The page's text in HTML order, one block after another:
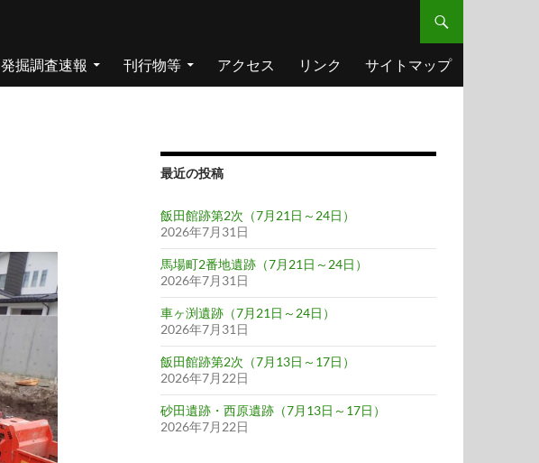
発掘調査速報 刊行物等 アクセス リンク サイトマップ
最近の投稿
飯田館跡第2次（7月21日～24日）
2026年7月31日
馬場町2番地遺跡（7月21日～24日）
2026年7月31日
車ヶ渕遺跡（7月21日～24日）
2026年7月31日
飯田館跡第2次（7月13日～17日）
2026年7月22日
砂田遺跡・西原遺跡（7月13日～17日）
2026年7月22日